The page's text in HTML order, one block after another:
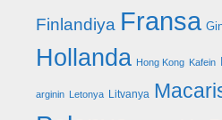
Finlandiya Fransa
Hollanda Hong Kong Kafein
arginin Letonya Litvanya